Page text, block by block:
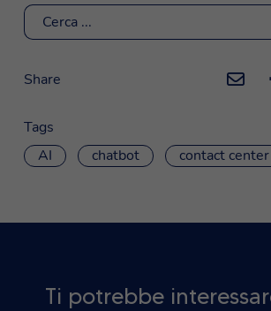
Cerca
Share
Tags
AI
chatbot contact center
Ti potrebbe